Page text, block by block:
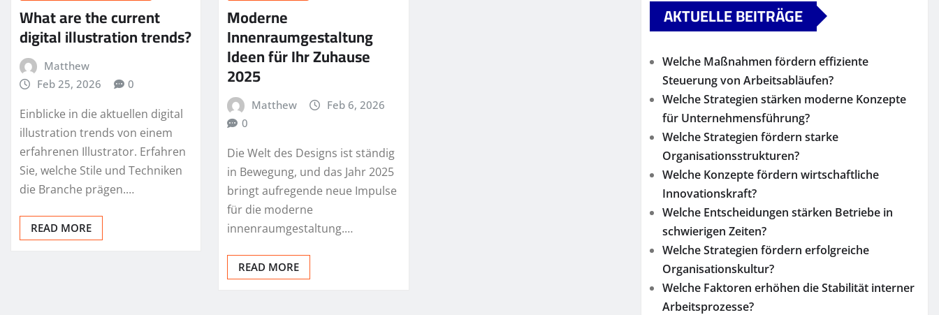
What are the current
digital illustration trends?
Matthew
Feb 25, 2026
0
Einblicke in die aktuellen digital
illustration trends von einem
erfahrenen Illustrator. Erfahren
Sie, welche Stile und Techniken
die Branche prägen.…
READ MORE
Moderne
Innenraumgestaltung
Ideen für Ihr Zuhause
2025
Matthew
Feb 6, 2026
0
Die Welt des Designs ist ständig
in Bewegung, und das Jahr 2025
bringt aufregende neue Impulse
für die moderne
innenraumgestaltung.…
READ MORE
AKTUELLE BEITRÄGE
Welche Maßnahmen fördern effiziente
Steuerung von Arbeitsabläufen?
Welche Strategien stärken moderne Konzepte
für Unternehmensführung?
Welche Strategien fördern starke
Organisationsstrukturen?
Welche Konzepte fördern wirtschaftliche
Innovationskraft?
Welche Entscheidungen stärken Betriebe in
schwierigen Zeiten?
Welche Strategien fördern erfolgreiche
Organisationskultur?
Welche Faktoren erhöhen die Stabilität interner
Arbeitsprozesse?